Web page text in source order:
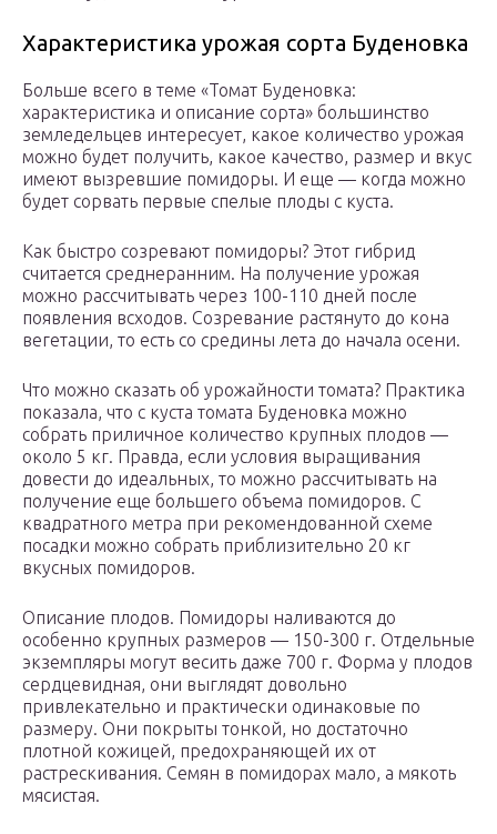
Характеристика урожая сорта Буденовка
Больше всего в теме «Томат Буденовка:
характеристика и описание сорта» большинство
земледельцев интересует, какое количество урожая
можно будет получить, какое качество, размер и вкус
имеют вызревшие помидоры. И еще — когда можно
будет сорвать первые спелые плоды с куста.
Как быстро созревают помидоры? Этот гибрид
считается среднеранним. На получение урожая
можно рассчитывать через 100-110 дней после
появления всходов. Созревание растянуто до кона
вегетации, то есть со средины лета до начала осени.
Что можно сказать об урожайности томата? Практика
показала, что с куста томата Буденовка можно
собрать приличное количество крупных плодов —
около 5 кг. Правда, если условия выращивания
довести до идеальных, то можно рассчитывать на
получение еще большего объема помидоров. С
квадратного метра при рекомендованной схеме
посадки можно собрать приблизительно 20 кг
вкусных помидоров.
Описание плодов. Помидоры наливаются до
особенно крупных размеров — 150-300 г. Отдельные
экземпляры могут весить даже 700 г. Форма у плодов
сердцевидная, они выглядят довольно
привлекательно и практически одинаковые по
размеру. Они покрыты тонкой, но достаточно
плотной кожицей, предохраняющей их от
растрескивания. Семян в помидорах мало, а мякоть
мясистая.